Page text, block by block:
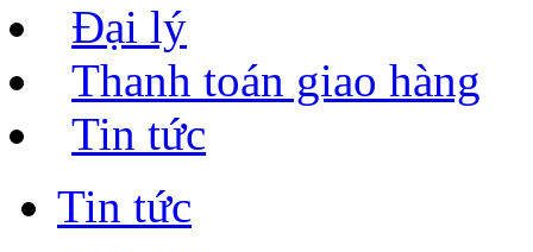
Đại lý
Thanh toán giao hàng
Tin tức
Tin tức